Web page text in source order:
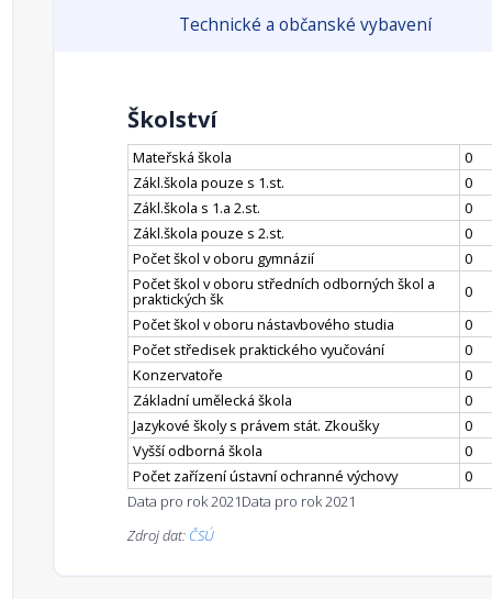
Technické a občanské vybavení
Školství
Mateřská škola
0
Zákl.škola pouze s 1.st.
0
Zákl.škola s 1.a 2.st.
0
Zákl.škola pouze s 2.st.
0
Počet škol v oboru gymnázií
0
Počet škol v oboru středních odborných škol a
praktických šk
0
Počet škol v oboru nástavbového studia
0
Počet středisek praktického vyučování
0
Konzervatoře
0
Základní umělecká škola
0
Jazykové školy s právem stát. Zkoušky
0
Vyšší odborná škola
0
Počet zařízení ústavní ochranné výchovy
0
Data pro rok 2021Data pro rok 2021
Zdroj dat: ČSÚ